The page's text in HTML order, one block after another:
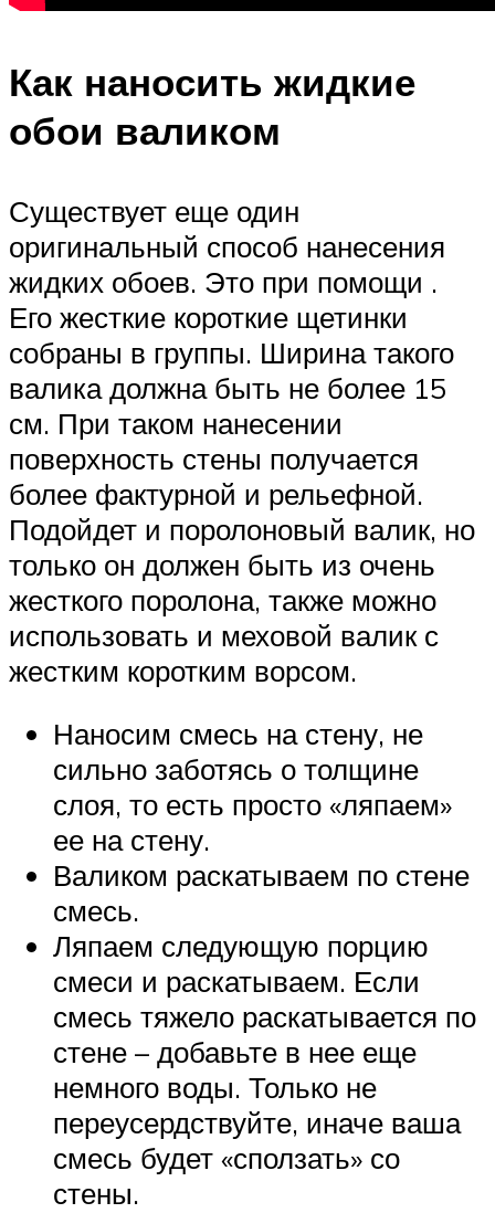
Как наносить жидкие
обои валиком
Существует еще один
оригинальный способ нанесения
жидких обоев. Это при помощи .
Его жесткие короткие щетинки
собраны в группы. Ширина такого
валика должна быть не более 15
см. При таком нанесении
поверхность стены получается
более фактурной и рельефной.
Подойдет и поролоновый валик, но
только он должен быть из очень
жесткого поролона, также можно
использовать и меховой валик с
жестким коротким ворсом.
Наносим смесь на стену, не
сильно заботясь о толщине
слоя, то есть просто «ляпаем»
ее на стену.
Валиком раскатываем по стене
смесь.
Ляпаем следующую порцию
смеси и раскатываем. Если
смесь тяжело раскатывается по
стене – добавьте в нее еще
немного воды. Только не
переусердствуйте, иначе ваша
смесь будет «сползать» со
стены.